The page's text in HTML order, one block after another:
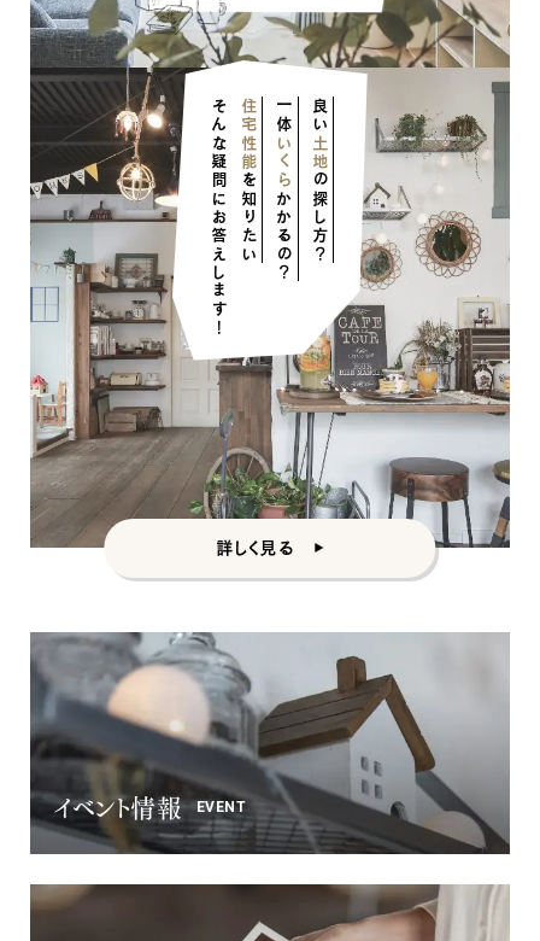
住宅性能
を知りたい
一体
いくら
かかるの？
良い
土地
の探し方？
そんな疑問にお答えします！
詳しく見る
イベント情報 EVENT